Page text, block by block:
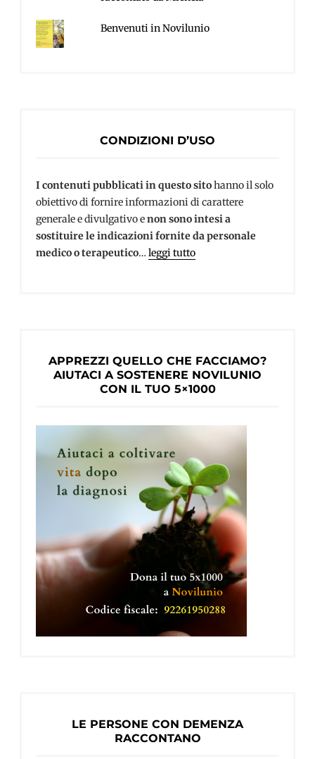
Benvenuti in Novilunio
CONDIZIONI D’USO
I contenuti pubblicati in questo sitohanno il solo
obiettivo di fornire informazioni di carattere
generale e divulgativo enon sono intesi a
sostituire le indicazioni fornite da personale
medico o terapeutico…leggi tutto
APPREZZI QUELLO CHE FACCIAMO?
AIUTACI A SOSTENERE NOVILUNIO
CON IL TUO 5×1000
LE PERSONE CON DEMENZA
RACCONTANO